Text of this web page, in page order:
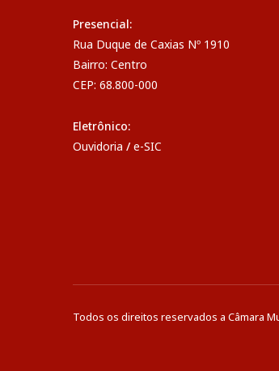
Presencial:
Rua Duque de Caxias Nº 1910
Bairro: Centro
CEP: 68.800-000
Eletrônico:
Ouvidoria / e-SIC
Todos os direitos reservados a Câmara